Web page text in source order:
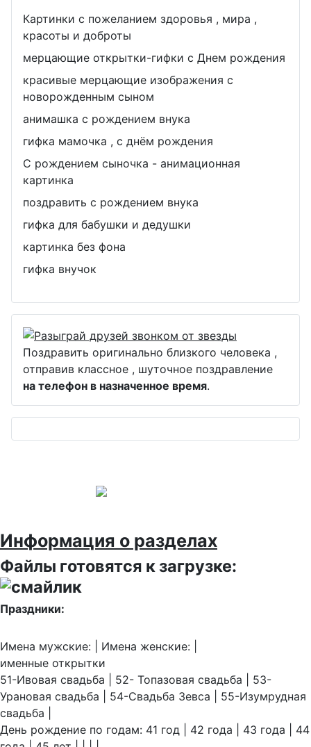
Картинки с пожеланием здоровья , мира ,
красоты и доброты
мерцающие открытки-гифки с Днем рождения
красивые мерцающие изображения с
новорожденным сыном
анимашка с рождением внука
гифка мамочка , с днём рождения
С рождением сыночка - анимационная
картинка
поздравить с рождением внука
гифка для бабушки и дедушки
картинка без фона
гифка внучок
Поздравить оригинально близкого человека ,
отправив классное , шуточное поздравление
на телефон в назначенное время.
Информация о разделах
Файлы готовятся к загрузке:
Праздники:
Имена мужские: | Имена женские: |
именные открытки
51-Ивовая свадьба | 52- Топазовая свадьба | 53-
Урановая свадьба | 54-Свадьба Зевса | 55-Изумрудная
свадьба |
День рождение по годам: 41 год | 42 года | 43 года | 44